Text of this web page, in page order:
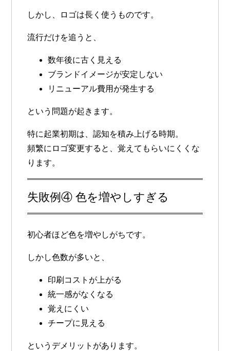
しかし、ロゴは長く使うものです。
流行だけを追うと、
数年後に古く見える
ブランドイメージが安定しない
リニューアル費用が発生する
という問題が起きます。
特に起業初期は、認知を積み上げる時期。
頻繁にロゴ変更すると、覚えてもらいにくくな
ります。
失敗例④ 色を増やしすぎる
初心者ほど色を増やしがちです。
しかし色数が多いと、
印刷コストが上がる
統一感がなくなる
覚えにくい
チープに見える
というデメリットがあります。